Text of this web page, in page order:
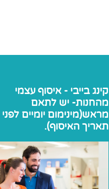
קינג בייבי - איסוף עצמי
מהחנות- יש לתאם
מראש(מינימום יומיים לפני
תאריך האיסוף).